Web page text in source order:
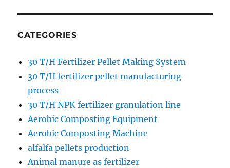
CATEGORIES
30 T/H Fertilizer Pellet Making System
30 T/H fertilizer pellet manufacturing
process
30 T/H NPK fertilizer granulation line
Aerobic Composting Equipment
Aerobic Composting Machine
alfalfa pellets production
Animal manure as fertilizer